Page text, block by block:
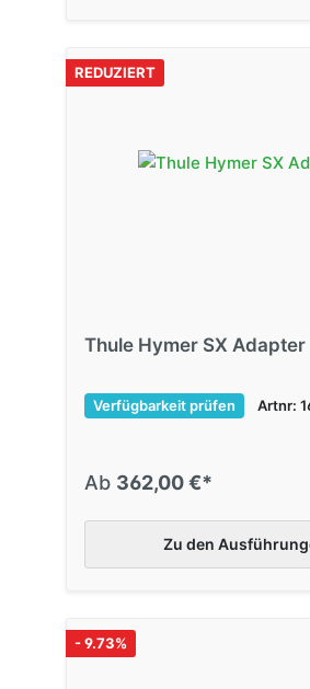
REDUZIERT
Thule Hymer SX Adapter
Verfügbarkeit prüfen Artnr:
Ab 362,00 €*
Zu den
- 9.73%